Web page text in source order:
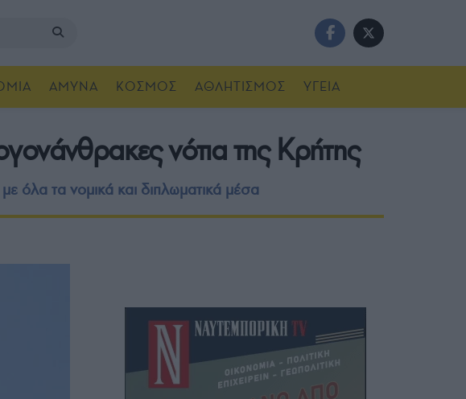
ΑΜΥΝΑ ΚΟΣΜΟΣ ΑΘΛΗΤΙΣΜΟΣ ΥΓΕΙΑ
νότια της Κρήτης
όλα τα νομικά και διπλωματικά μέσα